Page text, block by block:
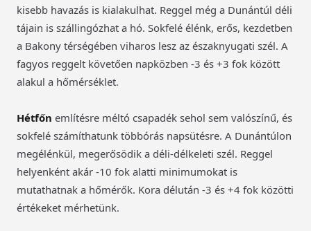
kisebb havazás is kialakulhat. Reggel még a Dunántúl déli
tájain is szállingózhat a hó. Sokfelé élénk, erős, kezdetben
a Bakony térségében viharos lesz az északnyugati szél. A
fagyos reggelt követően napközben -3 és +3 fok között
alakul a hőmérséklet.
Hétfőn említésre méltó csapadék sehol sem valószínű, és
sokfelé számíthatunk többórás napsütésre. A Dunántúlon
megélénkül, megerősödik a déli-délkeleti szél. Reggel
helyenként akár -10 fok alatti minimumokat is
mutathatnak a hőmérők. Kora délután -3 és +4 fok közötti
értékeket mérhetünk.